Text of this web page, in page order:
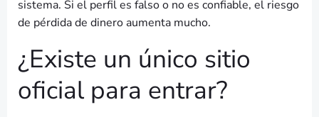
sistema. Si el perfil es falso o no es confiable, el riesgo
de pérdida de dinero aumenta mucho.
¿Existe un único sitio
oficial para entrar?